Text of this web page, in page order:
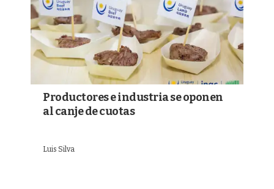
Productores e industria se oponen
al canje de cuotas
Luis Silva